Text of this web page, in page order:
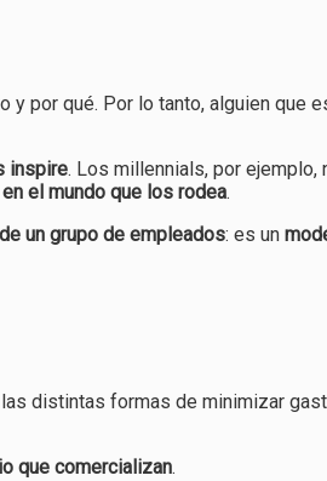
por qué. Por lo tanto, alguien que
inspire. Los millennials, por
el mundo que los rodea.
un grupo de empleados: es un
distintas formas de minimizar
que comercializan.